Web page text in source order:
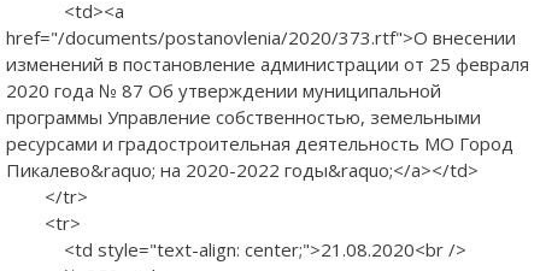
<td><a
href="/documents/postanovlenia/2020/373.rtf">О внесении
изменений в постановление администрации от 25 февраля
2020 года № 87 Об утверждении муниципальной
программы Управление собственностью, земельными
ресурсами и градостроительная деятельность МО Город
Пикалево&raquo; на 2020-2022 годы&raquo;</a></td>
</tr>
<tr>
<td style="text-align: center;">21.08.2020<br />